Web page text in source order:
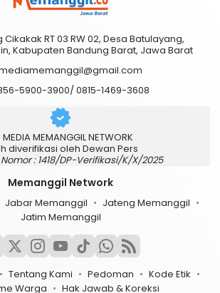
RT 03 RW 02, Desa Batulayang,
Kabupaten Bandung Barat, Jawa Barat
5900-3900/ 0815-1469-3608
MEDIA MEMANGGIL NETWORK
diverifikasi oleh Dewan Pers
: 1418/DP-Verifikasi/K/X/2025
Memanggil Network
Jabar Memanggil
Jateng Memanggil
Jatim Memanggil
Tentang Kami Pedoman
Kode Etik
Warga
Hak Jawab & Koreksi